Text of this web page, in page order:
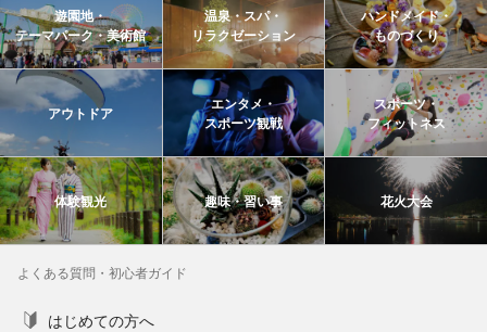
遊園地・
テーマパーク・美術館
温泉・スパ・
リラクゼーション
ハンドメイド・
ものづくり
アウトドア
エンタメ・
スポーツ観戦
スポーツ・
フィットネス
体験観光 趣味・習い事 花火大会
よくある質問・初心者ガイド
はじめての方へ